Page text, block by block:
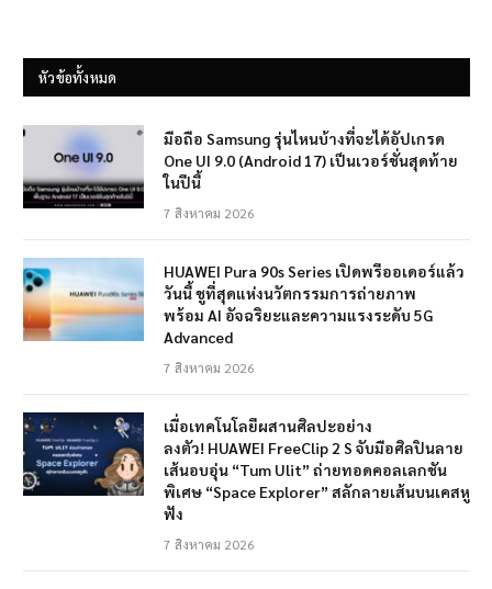
หัวข้อทั้งหมด
มือถือ Samsung รุ่นไหนบ้างที่จะได้อัปเกรด
One UI 9.0 (Android 17) เป็นเวอร์ชั่นสุดท้าย
ในปีนี้
7 สิงหาคม 2026
HUAWEI Pura 90s Series เปิดพรีออเดอร์แล้ว
วันนี้ ชูที่สุดแห่งนวัตกรรมการถ่ายภาพ
พร้อม AI อัจฉริยะและความแรงระดับ 5G
Advanced
7 สิงหาคม 2026
เมื่อเทคโนโลยีผสานศิลปะอย่าง
ลงตัว! HUAWEI FreeClip 2 S จับมือศิลปินลาย
เส้นอบอุ่น “Tum Ulit” ถ่ายทอดคอลเลกชัน
พิเศษ “Space Explorer” สลักลายเส้นบนเคสหู
ฟัง
7 สิงหาคม 2026